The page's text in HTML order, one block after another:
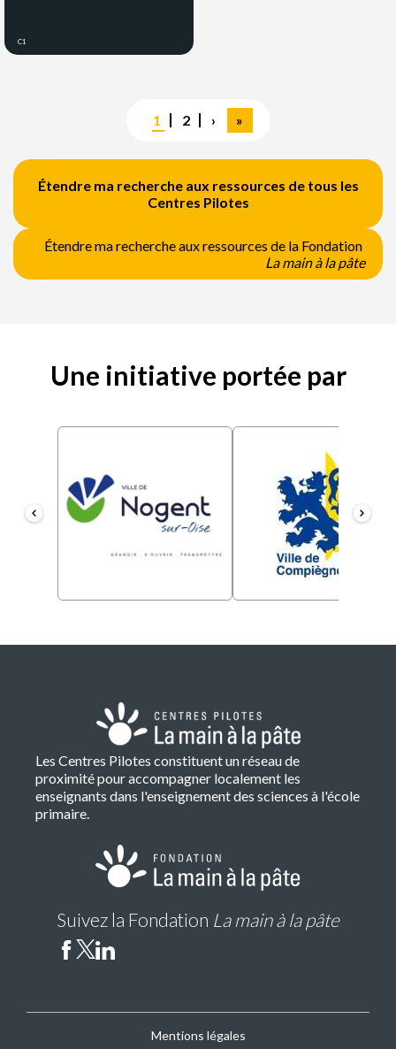
C1
Page
courante
1 Page
2
Page
suivante
›
Dernière
page
»
Étendre ma recherche aux ressources de tous les
Centres Pilotes
Étendre ma recherche aux ressources de la Fondation
La main à la pâte
Une initiative portée par
Les Centres Pilotes constituent un réseau de
proximité pour accompagner localement les
enseignants dans l'enseignement des sciences à l'école
primaire.
Suivez la Fondation La main à la pâte
Mentions légales